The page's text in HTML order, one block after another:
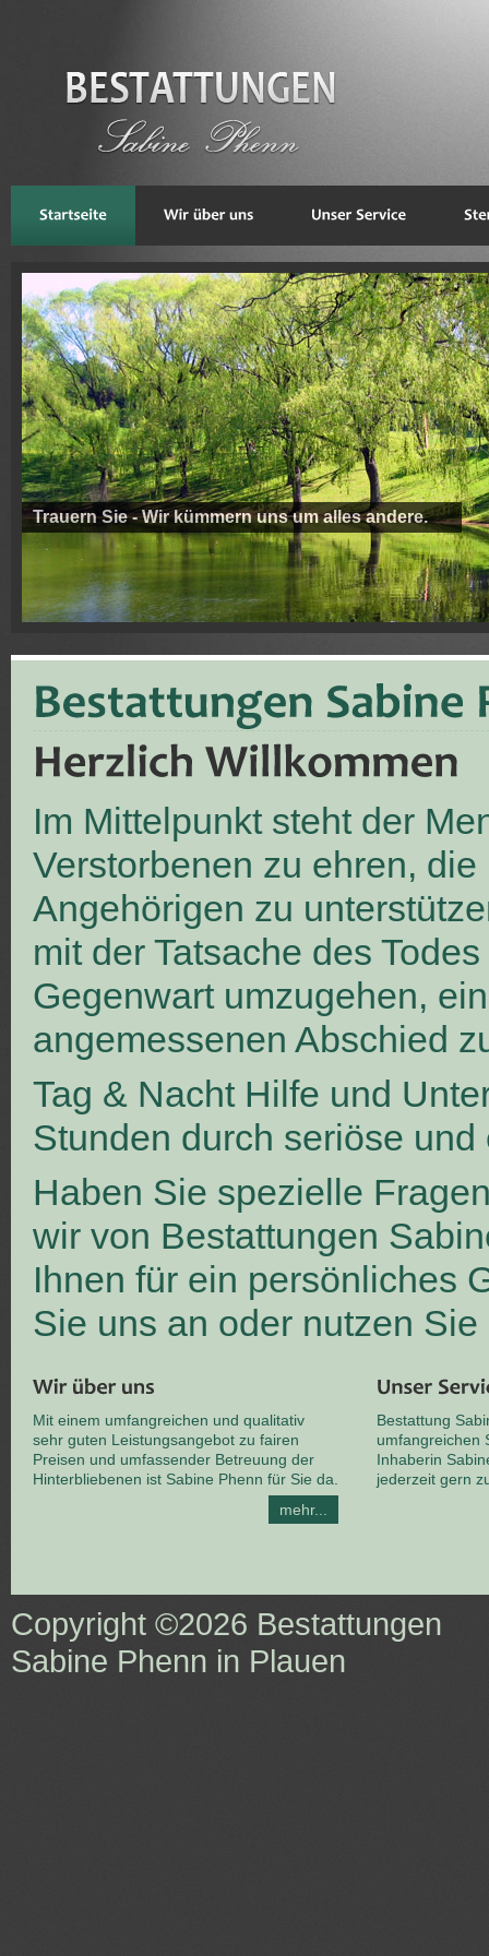
Trauern Sie - Wir kümmern uns um alles andere.
Im Mittelpunkt steht der
Verstorbenen zu ehren, die
Angehörigen zu
mit der Tatsache des
Gegenwart umzugehen,
angemessenen Abschied
Tag & Nacht Hilfe und
Stunden durch seriöse
Haben Sie spezielle
wir von Bestattungen
Ihnen für ein persönliches
Sie uns an oder nutzen
Mit einem umfangreichen und qualitativ
sehr guten Leistungsangebot zu fairen
Preisen und umfassender Betreuung der
Hinterbliebenen ist Sabine Phenn für Sie da.
mehr...
Bestattung
umfangreichen
Inhaberin
jederzeit gern
Copyright ©2026 Bestattungen
Sabine Phenn in Plauen